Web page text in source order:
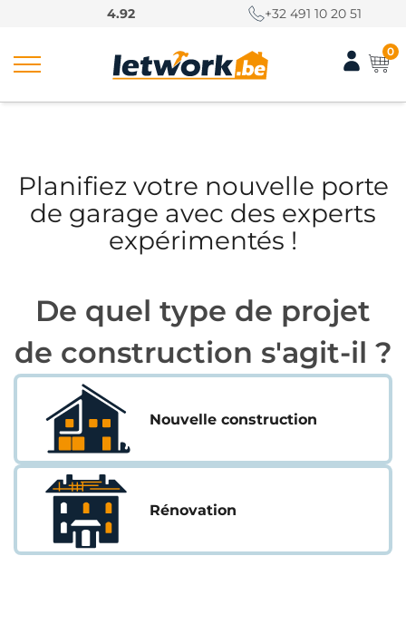
4.92 +32 491 10 20 51
0
Planifiez votre nouvelle porte
de garage avec des experts
expérimentés !
De quel type de projet
de construction s'agit-il ?
Nouvelle construction
Rénovation